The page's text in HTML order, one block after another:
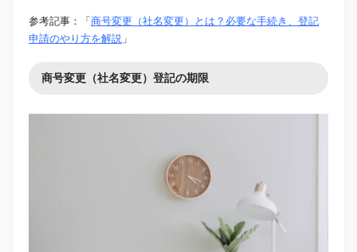
参考記事：「商号変更（社名変更）とは？必要な手続き、登記
申請のやり方を解説 」
商号変更（社名変更）登記の期限